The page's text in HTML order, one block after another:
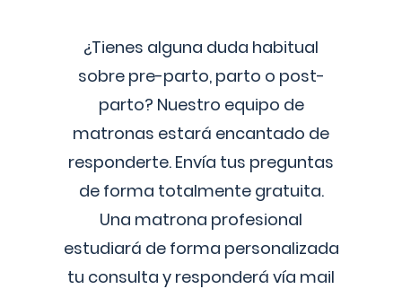
¿Tienes alguna duda habitual
sobre pre-parto, parto o post-
parto? Nuestro equipo de
matronas estará encantado de
responderte. Envía tus preguntas
de forma totalmente gratuita.
Una matrona profesional
estudiará de forma personalizada
tu consulta y responderá vía mail